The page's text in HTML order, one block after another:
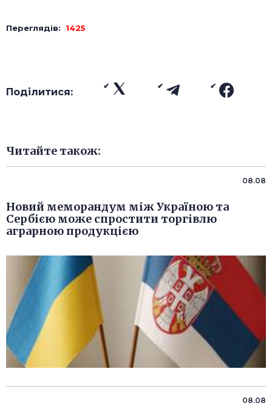
Переглядів: 1425
Поділитися:
Читайте також:
08.08
Новий меморандум між Україною та
Сербією може спростити торгівлю
аграрною продукцією
08.08